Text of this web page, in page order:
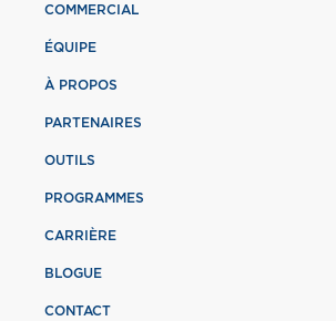
COMMERCIAL
ÉQUIPE
À PROPOS
PARTENAIRES
OUTILS
PROGRAMMES
CARRIÈRE
BLOGUE
CONTACT